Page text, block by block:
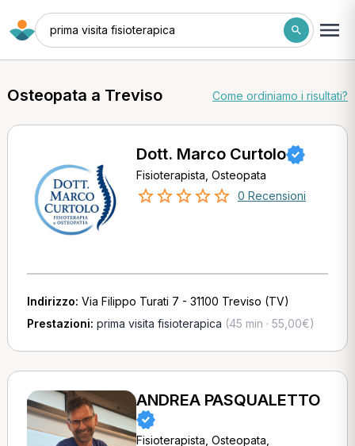
prima visita fisioterapica
Osteopata a Treviso Come ordiniamo i risultati?
Dott. Marco Curtolo
Fisioterapista, Osteopata
0 Recensioni
Indirizzo: Via Filippo Turati 7 - 31100 Treviso (TV)
Prestazioni: prima visita fisioterapica (45 min · 55,00€)
ANDREA PASQUALETTO
Fisioterapista, Osteopata,